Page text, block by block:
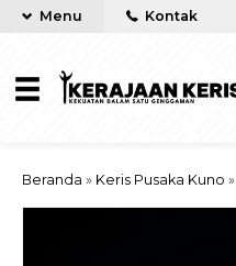
Menu Kontak
Beranda » Keris Pusaka Kuno »